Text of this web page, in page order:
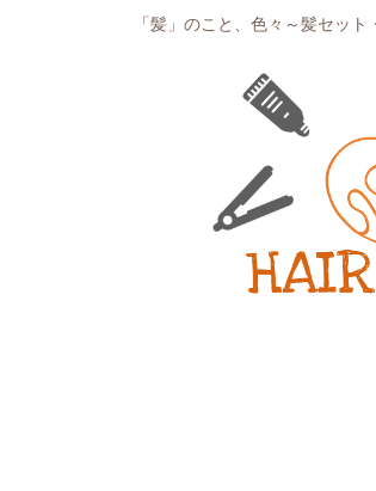
「髪」のこと、色々～髪セッ